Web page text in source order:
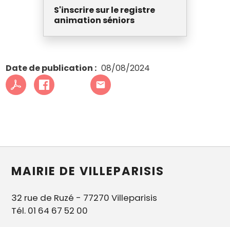
S'inscrire sur le registre
animation séniors
Date de publication 08/08/2024
MAIRIE DE VILLEPARISIS
32 rue de Ruzé - 77270 Villeparisis
Tél. 01 64 67 52 00